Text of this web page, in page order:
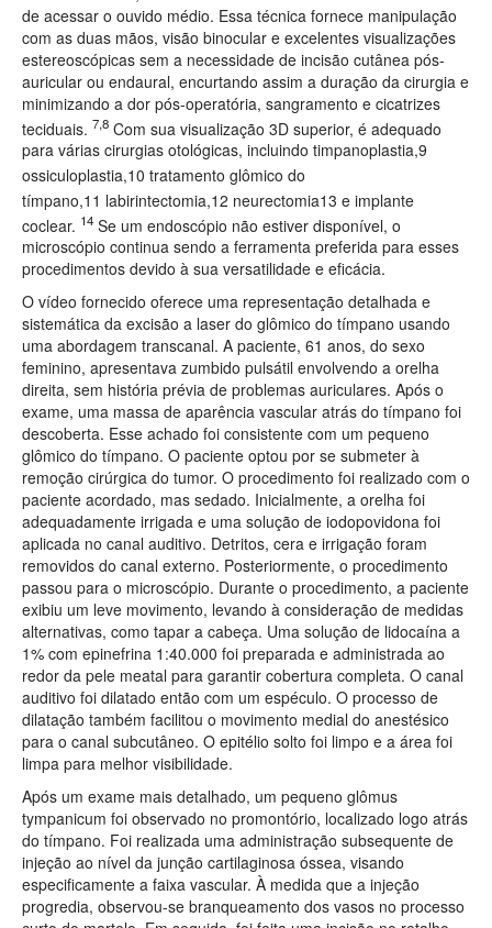
de acessar o ouvido médio. Essa técnica fornece manipulação
com as duas mãos, visão binocular e excelentes visualizações
estereoscópicas sem a necessidade de incisão cutânea pós-
auricular ou endaural, encurtando assim a duração da cirurgia e
minimizando a dor pós-operatória, sangramento e cicatrizes
teciduais. 7,8 Com sua visualização 3D superior, é adequado
para várias cirurgias otológicas, incluindo timpanoplastia,9
ossiculoplastia,10 tratamento glômico do
tímpano,11 labirintectomia,12 neurectomia13 e implante
coclear. 14 Se um endoscópio não estiver disponível, o
microscópio continua sendo a ferramenta preferida para esses
procedimentos devido à sua versatilidade e eficácia.
O vídeo fornecido oferece uma representação detalhada e
sistemática da excisão a laser do glômico do tímpano usando
uma abordagem transcanal. A paciente, 61 anos, do sexo
feminino, apresentava zumbido pulsátil envolvendo a orelha
direita, sem história prévia de problemas auriculares. Após o
exame, uma massa de aparência vascular atrás do tímpano foi
descoberta. Esse achado foi consistente com um pequeno
glômico do tímpano. O paciente optou por se submeter à
remoção cirúrgica do tumor. O procedimento foi realizado com o
paciente acordado, mas sedado. Inicialmente, a orelha foi
adequadamente irrigada e uma solução de iodopovidona foi
aplicada no canal auditivo. Detritos, cera e irrigação foram
removidos do canal externo. Posteriormente, o procedimento
passou para o microscópio. Durante o procedimento, a paciente
exibiu um leve movimento, levando à consideração de medidas
alternativas, como tapar a cabeça. Uma solução de lidocaína a
1% com epinefrina 1:40.000 foi preparada e administrada ao
redor da pele meatal para garantir cobertura completa. O canal
auditivo foi dilatado então com um espéculo. O processo de
dilatação também facilitou o movimento medial do anestésico
para o canal subcutâneo. O epitélio solto foi limpo e a área foi
limpa para melhor visibilidade.
Após um exame mais detalhado, um pequeno glômus
tympanicum foi observado no promontório, localizado logo atrás
do tímpano. Foi realizada uma administração subsequente de
injeção ao nível da junção cartilaginosa óssea, visando
especificamente a faixa vascular. À medida que a injeção
progredia, observou-se branqueamento dos vasos no processo